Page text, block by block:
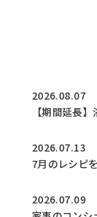
2026.08.07
【期間延長
2026.07.13
7月のレシピ
2026.07.09